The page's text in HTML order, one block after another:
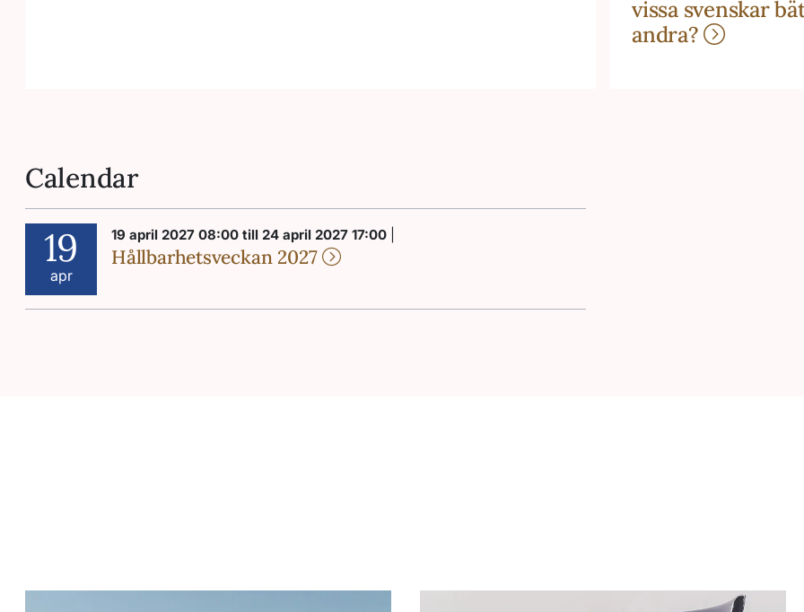
vissa svenskar
andra?
Calendar
19
apr
19 april 2027 08:00 till 24 april 2027 17:00
Hållbarhetsveckan 2027